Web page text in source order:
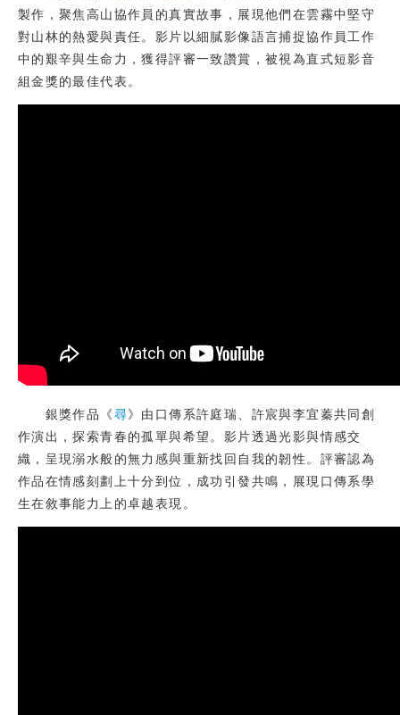
製作，聚焦高山協作員的真實故事，展現他們在雲霧中堅守
對山林的熱愛與責任。影片以細膩影像語言捕捉協作員工作
中的艱辛與生命力，獲得評審一致讚賞，被視為直式短影音
組金獎的最佳代表。
銀獎作品《尋》由口傳系許庭瑞、許宸與李宜蓁共同創
作演出，探索青春的孤單與希望。影片透過光影與情感交
織，呈現溺水般的無力感與重新找回自我的韌性。評審認為
作品在情感刻劃上十分到位，成功引發共鳴，展現口傳系學
生在敘事能力上的卓越表現。